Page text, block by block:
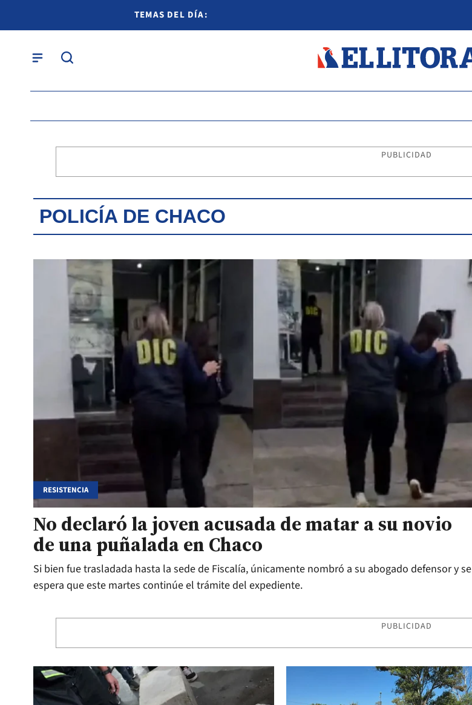
TEMAS DEL DÍA:
PUBLICIDAD
POLICÍA DE CHACO
RESISTENCIA
No declaró la joven acusada de matar a su novio
de una puñalada en Chaco
Si bien fue trasladada hasta la sede de Fiscalía, únicamente nombró a su abogado defensor y se
espera que este martes continúe el trámite del expediente.
PUBLICIDAD